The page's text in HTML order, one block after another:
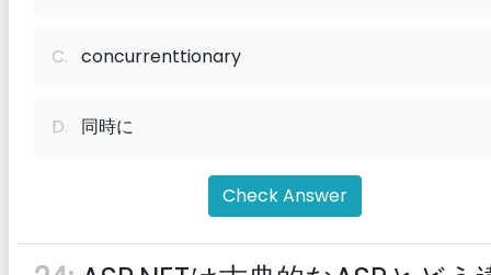
C. concurrenttionary
D. 同時に
Check Answer